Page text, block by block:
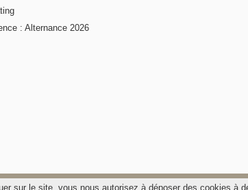
sur le site, vous nous autorisez à déposer des cookies à
: Alternance 2026